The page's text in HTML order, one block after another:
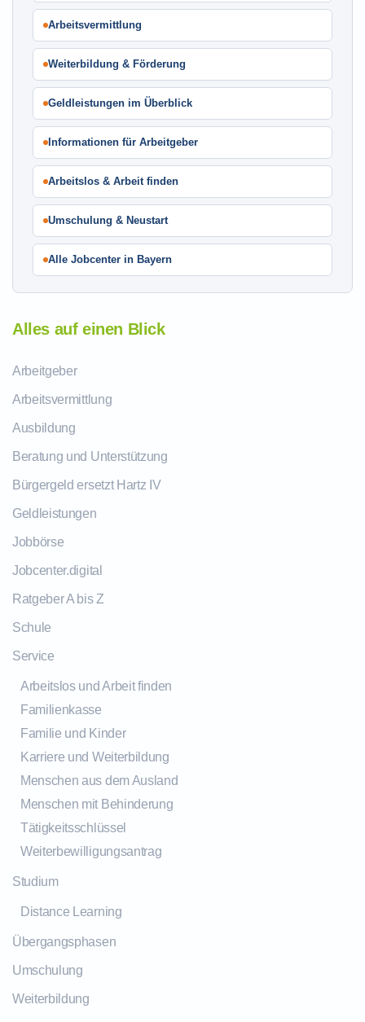
Arbeitsvermittlung
Weiterbildung & Förderung
Geldleistungen im Überblick
Informationen für Arbeitgeber
Arbeitslos & Arbeit finden
Umschulung & Neustart
Alle Jobcenter in Bayern
Alles auf einen Blick
Arbeitgeber
Arbeitsvermittlung
Ausbildung
Beratung und Unterstützung
Bürgergeld ersetzt Hartz IV
Geldleistungen
Jobbörse
Jobcenter.digital
Ratgeber A bis Z
Schule
Service
Arbeitslos und Arbeit finden
Familienkasse
Familie und Kinder
Karriere und Weiterbildung
Menschen aus dem Ausland
Menschen mit Behinderung
Tätigkeitsschlüssel
Weiterbewilligungsantrag
Studium
Distance Learning
Übergangsphasen
Umschulung
Weiterbildung